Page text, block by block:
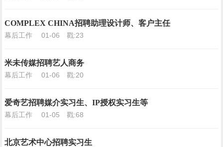
COMPLEX CHINA招聘助理设计师、客户主任
幕后工作 01-06 戳:23
米未传媒招聘艺人商务
幕后工作 01-06 戳:20
爱奇艺招聘媒介实习生、IP授权实习生等
幕后工作 01-05 戳:68
北京艺术中心招聘实习生